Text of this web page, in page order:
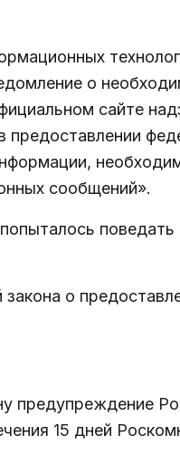
о
сайте
сообщений».
поведать
о
предупреждение
15 дней